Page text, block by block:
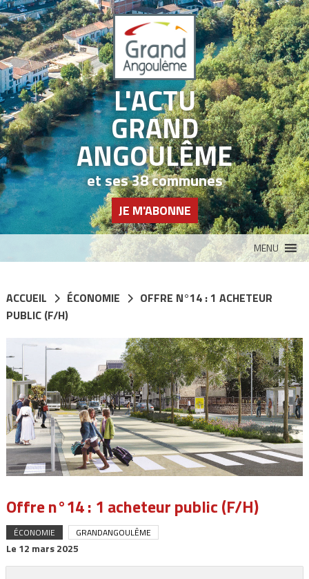
L'ACTU
GRAND
ANGOULÊME
et ses 38 communes
JE M'ABONNE
MENU
ACCUEIL ÉCONOMIE
OFFRE N°14 : 1 ACHETEUR
PUBLIC (F/H)
Offre n°14 : 1 acheteur public (F/H)
ÉCONOMIE GRANDANGOULÊME
Le 12 mars 2025
Panneau de gestion des cookies